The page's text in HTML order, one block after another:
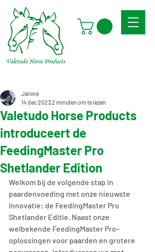
Valetudo Horse Products
introduceert de
FeedingMaster Pro
Shetlander Edition
Janine
14 dec 20232 minuten om te lezen
Welkom bij de volgende stap in
paardenvoeding met onze nieuwste
innovatie: de FeedingMaster Pro
Shetlander Editie. Naast onze
welbekende FeedingMaster Pro-
oplossingen voor paarden en grotere